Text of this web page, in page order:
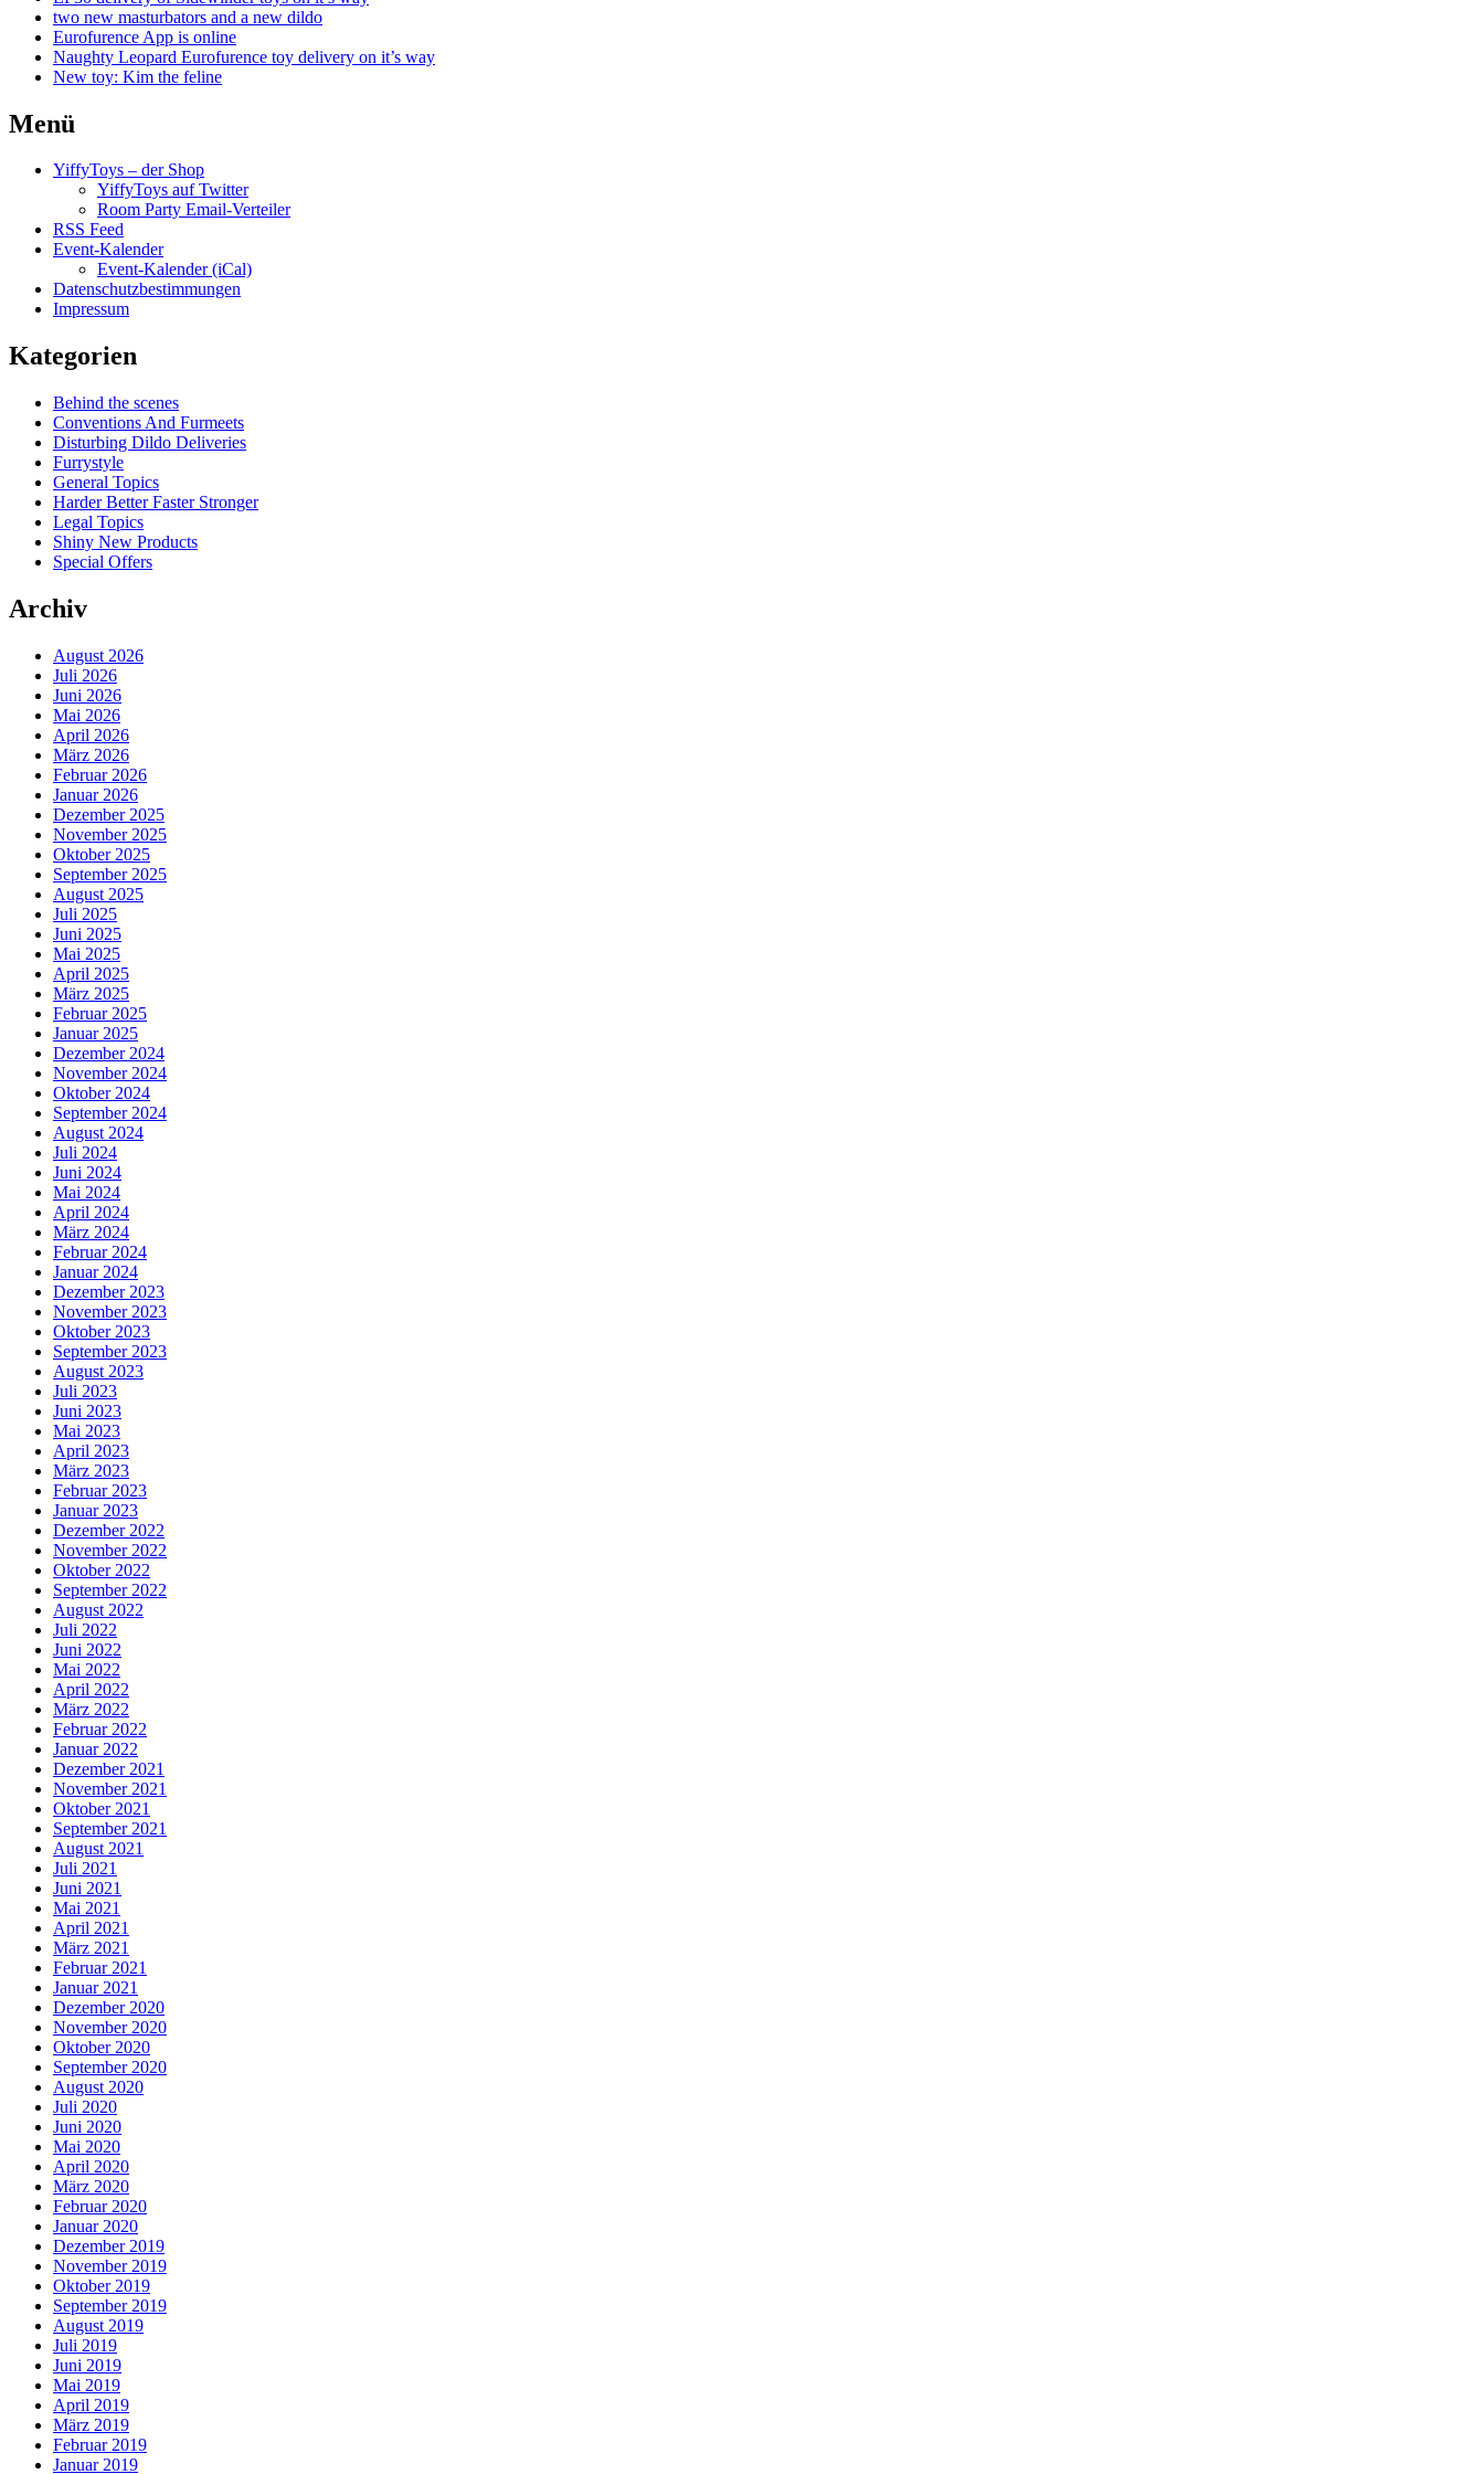
two new masturbators and a new dildo
Eurofurence App is online
Naughty Leopard Eurofurence toy delivery on it’s way
New toy: Kim the feline
Menü
YiffyToys – der Shop
YiffyToys auf Twitter
Room Party Email-Verteiler
RSS Feed
Event-Kalender
Event-Kalender (iCal)
Datenschutzbestimmungen
Impressum
Kategorien
Behind the scenes
Conventions And Furmeets
Disturbing Dildo Deliveries
Furrystyle
General Topics
Harder Better Faster Stronger
Legal Topics
Shiny New Products
Special Offers
Archiv
August 2026
Juli 2026
Juni 2026
Mai 2026
April 2026
März 2026
Februar 2026
Januar 2026
Dezember 2025
November 2025
Oktober 2025
September 2025
August 2025
Juli 2025
Juni 2025
Mai 2025
April 2025
März 2025
Februar 2025
Januar 2025
Dezember 2024
November 2024
Oktober 2024
September 2024
August 2024
Juli 2024
Juni 2024
Mai 2024
April 2024
März 2024
Februar 2024
Januar 2024
Dezember 2023
November 2023
Oktober 2023
September 2023
August 2023
Juli 2023
Juni 2023
Mai 2023
April 2023
März 2023
Februar 2023
Januar 2023
Dezember 2022
November 2022
Oktober 2022
September 2022
August 2022
Juli 2022
Juni 2022
Mai 2022
April 2022
März 2022
Februar 2022
Januar 2022
Dezember 2021
November 2021
Oktober 2021
September 2021
August 2021
Juli 2021
Juni 2021
Mai 2021
April 2021
März 2021
Februar 2021
Januar 2021
Dezember 2020
November 2020
Oktober 2020
September 2020
August 2020
Juli 2020
Juni 2020
Mai 2020
April 2020
März 2020
Februar 2020
Januar 2020
Dezember 2019
November 2019
Oktober 2019
September 2019
August 2019
Juli 2019
Juni 2019
Mai 2019
April 2019
März 2019
Februar 2019
Januar 2019